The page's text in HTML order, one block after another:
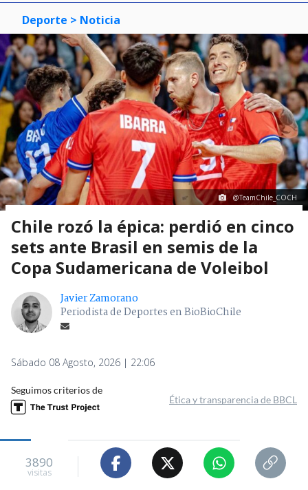
Deporte > Noticia
@TeamChile_COCH
Chile rozó la épica: perdió en cinco
sets ante Brasil en semis de la
Copa Sudamericana de Voleibol
Javier Zamorano
Periodista de Deportes en BioBioChile
Sábado 08 Agosto, 2026 | 22:06
Seguimos criterios de
Ética y transparencia de BBCL
3890
visitas